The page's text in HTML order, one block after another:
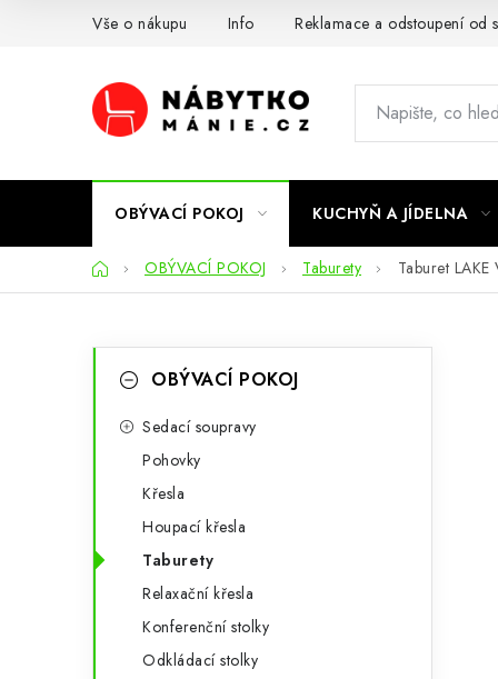
Vše o nákupu Info Reklamace a odstoupení od
OBÝVACÍ POKOJ KUCHYŇ A JÍDELNA
DomůOBÝVACÍ POKOJ Taburety Taburet
a
kategorie
o
OBÝVACÍ POKOJ
Sedací soupravy
Pohovky
Křesla
Houpací křesla
Taburety
Relaxační křesla
Konferenční stolky
Odkládací stolky